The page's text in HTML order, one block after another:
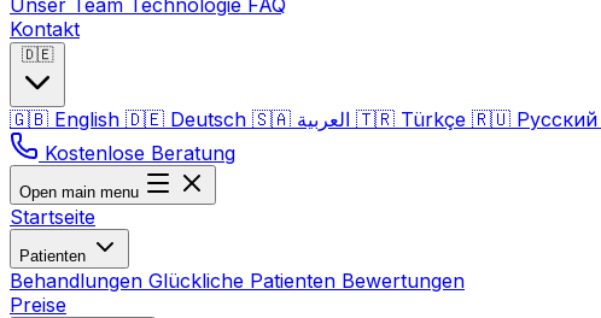
Unser Team Technologie FAQ
Kontakt
🇩🇪
🇬🇧 English 🇩🇪 Deutsch 🇸🇦 🇹🇷 Türkçe 🇷🇺 Русский
Kostenlose Beratung
Open main menu
Startseite
Patienten
Behandlungen Glückliche Patienten Bewertungen
Preise